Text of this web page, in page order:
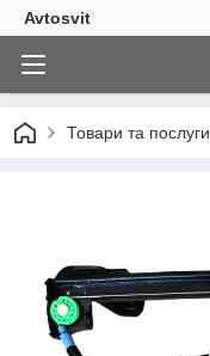
Avtosvit
Товари та послуги